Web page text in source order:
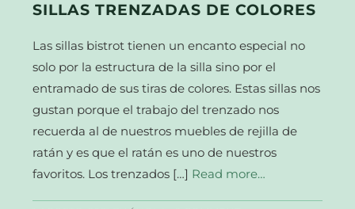
SILLAS TRENZADAS DE COLORES
Las sillas bistrot tienen un encanto especial no
solo por la estructura de la silla sino por el
entramado de sus tiras de colores. Estas sillas nos
gustan porque el trabajo del trenzado nos
recuerda al de nuestros muebles de rejilla de
ratán y es que el ratán es uno de nuestros
favoritos. Los trenzados […] Read more…